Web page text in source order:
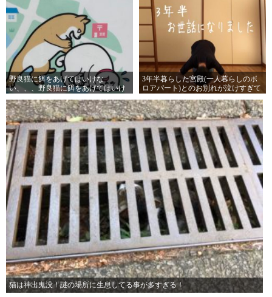
野良猫に餌をあげてはいけな
い、、、野良猫に餌をあげてはいけ
けない、、、
3年半暮らした宮殿(一人暮らしのボ
ロアパート)とのお別れが泣けすぎて
猫は神出鬼没！謎の場所に生息してる事が多すぎる！